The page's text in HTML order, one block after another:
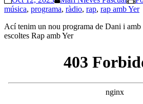
música, programa, ràdio, rap, rap amb Yer
Ací tenim un nou programa de Dani i
escoltes Rap amb Yer